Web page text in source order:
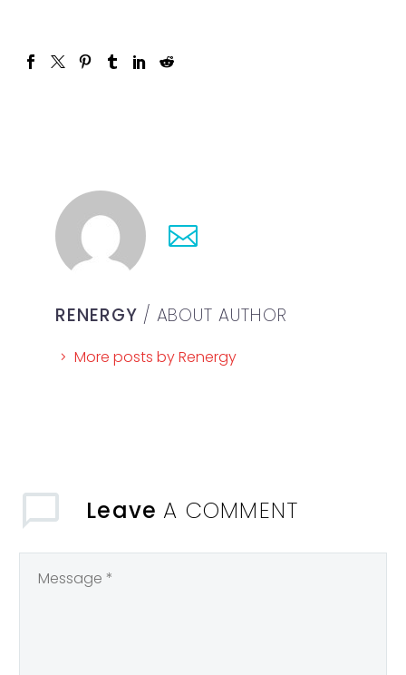
RENERGY / ABOUT AUTHOR
More posts by Renergy
Leave A COMMENT